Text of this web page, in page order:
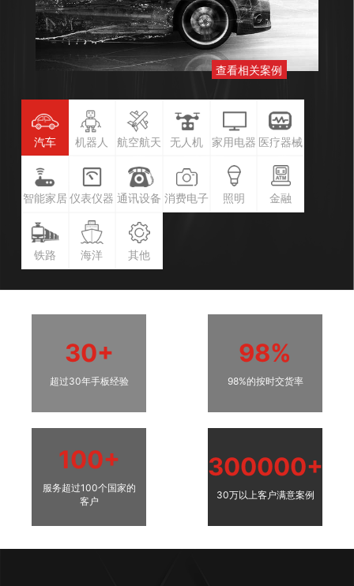
查看相关案例
汽车 机器人 航空航天 无人机 家用电器 医疗器械
智能家居 仪表仪器 通讯设备 消费电子 照明 金融
铁路 海洋 其他
30+
超过30年手板经验
98%
98%的按时交货率
100+
服务超过100个国家的
客户
300000+
30万以上客户满意案例